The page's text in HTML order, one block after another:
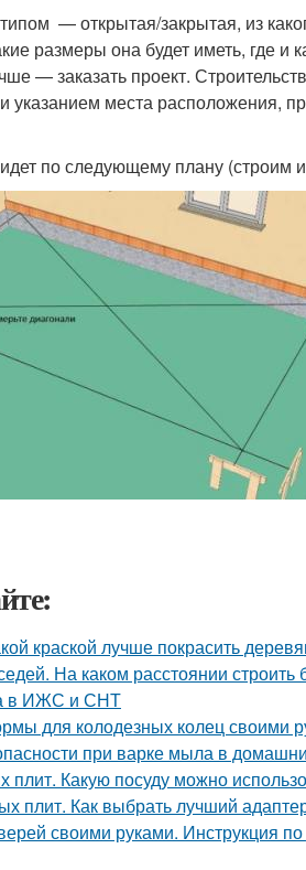
— открытая/закрытая, из
размеры она будет иметь, где и
— заказать проект.
места расположения,
по следующему плану (строим
краской лучше покрасить
На каком расстоянии
в ИЖС и СНТ
для колодезных колец своими
при варке мыла в
плит. Какую посуду можно
плит. Как выбрать лучший
своими руками. Инструкция